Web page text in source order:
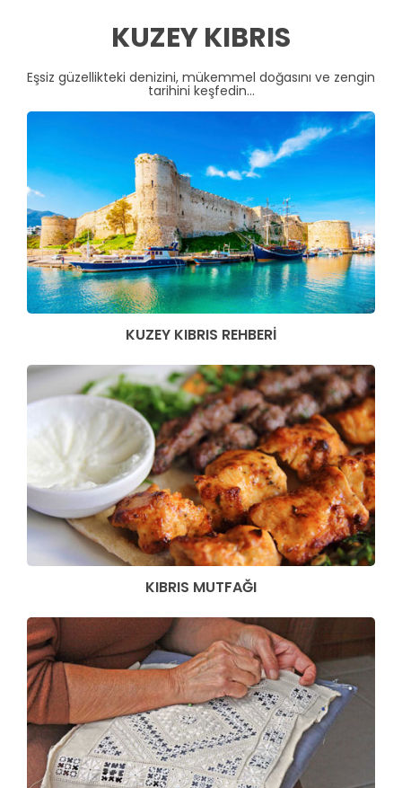
KUZEY KIBRIS
Eşsiz güzellikteki denizini, mükemmel doğasını ve zengin
tarihini keşfedin...
KUZEY KIBRIS REHBERİ
KIBRIS MUTFAĞI